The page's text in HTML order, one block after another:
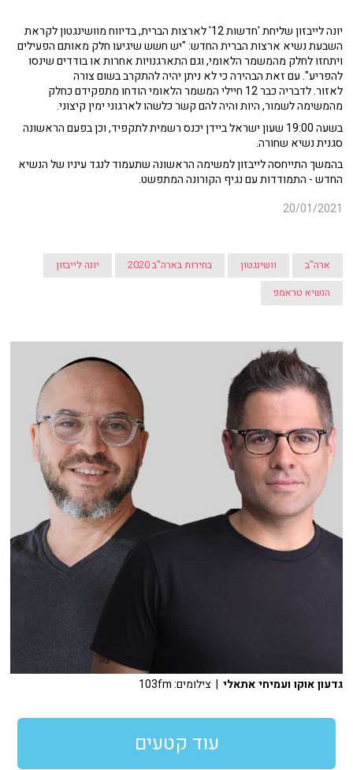
יונה לייבזון שליחת 'חדשות 12' לארצות הברית, בדיווח מוושינגטון לקראת
השבעת נשיא ארצות הברית החדש: "יש חשש שיגיעו חלק מאותם הפעילים
ויתחזו לחלק מהמשמר הלאומי, וגם התארגנויות אחרות או בודדים שינסו
להפריע". עם זאת הבהירה כי לא ניתן יהיה להתקרב בשום צורה
לאזור. לדבריה כבר 12 חיילי המשמר הלאומי הודחו מתפקידם כחלק
מהמשימה לשמור, היות והיה להם קשר כלשהו לארגוני ימין קיצוני.
בשעה 19:00 שעון ישראל ביידן יכנס רשמית לתקפיד, וכן בפעם הראשונה
סגנית נשיא שחורה.
בהמשך התייחסה לייבזון למשימה הראשונה שתעמוד לנגד עיניו של הנשיא
החדש - התמודדות עם נגיף הקורונה המתפשט.
20/01/2021
ארה"ב וושינגטון בחירות בארה"ב 2020
יונה לייבזון
הנשיא טראמפ
גדעון אוקו ועמיחי אתאלי | צילומים: 103fm
עוד קטעים